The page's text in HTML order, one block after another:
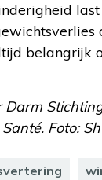
belangrijk
Darm
Foto: